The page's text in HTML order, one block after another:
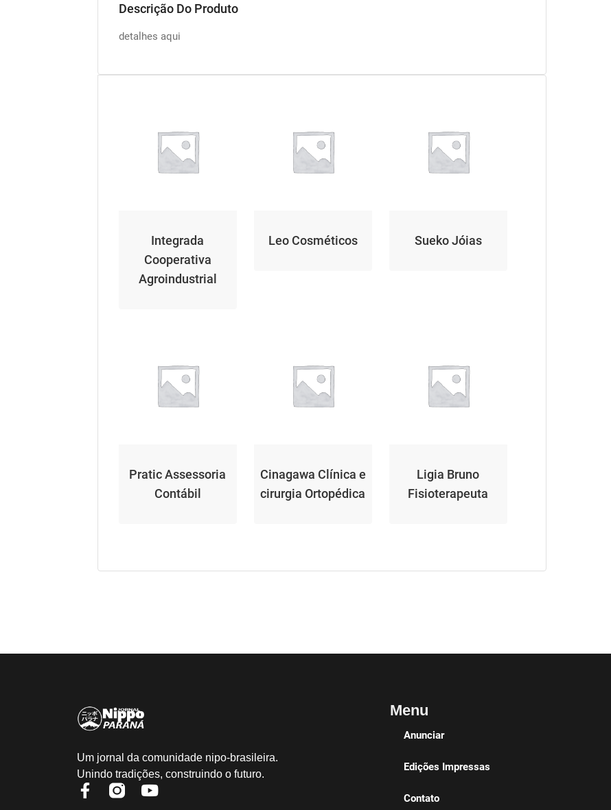
Descrição Do Produto
detalhes aqui
Integrada
Cooperativa
Agroindustrial
Leo Cosméticos Sueko Jóias
Pratic Assessoria
Contábil
Cinagawa Clínica e
cirurgia Ortopédica
Ligia Bruno
Fisioterapeuta
Um jornal da comunidade nipo-brasileira.
Unindo tradições, construindo o futuro.
Menu
Anunciar
Edições Impressas
Contato